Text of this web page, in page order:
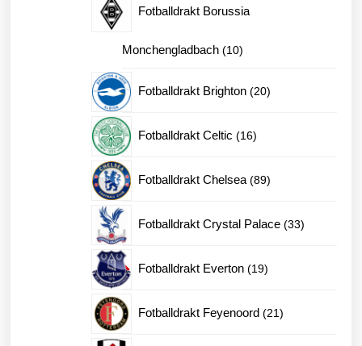
Fotballdrakt Borussia
Monchengladbach 1010
Fotballdrakt Brighton 2020
Fotballdrakt Celtic 1616
Fotballdrakt Chelsea 8989
Fotballdrakt Crystal Palace 3333
Fotballdrakt Everton 1919
Fotballdrakt Feyenoord 2121